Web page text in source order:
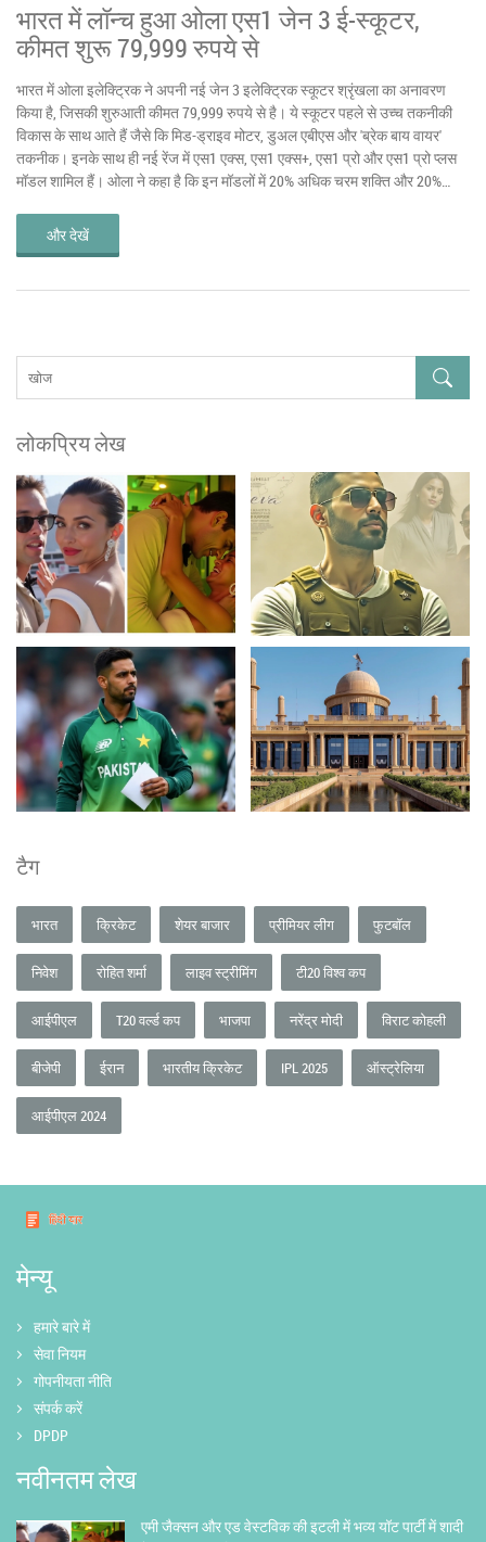
भारत में लॉन्च हुआ ओला एस1 जेन 3 ई-स्कूटर,
कीमत शुरू 79,999 रुपये से
भारत में ओला इलेक्ट्रिक ने अपनी नई जेन 3 इलेक्ट्रिक स्कूटर श्रृंखला का अनावरण
किया है, जिसकी शुरुआती कीमत 79,999 रुपये से है। ये स्कूटर पहले से उच्च तकनीकी
विकास के साथ आते हैं जैसे कि मिड-ड्राइव मोटर, डुअल एबीएस और 'ब्रेक बाय वायर'
तकनीक। इनके साथ ही नई रेंज में एस1 एक्स, एस1 एक्स+, एस1 प्रो और एस1 प्रो प्लस
मॉडल शामिल हैं। ओला ने कहा है कि इन मॉडलों में 20% अधिक चरम शक्ति और 20%
और देखें
लोकप्रिय लेख
टैग
भारत क्रिकेट शेयर बाजार प्रीमियर लीग फुटबॉल
निवेश रोहित शर्मा लाइव स्ट्रीमिंग टी20 विश्व कप
आईपीएल T20 वर्ल्ड कप भाजपा नरेंद्र मोदी विराट कोहली
बीजेपी ईरान भारतीय क्रिकेट IPL 2025 ऑस्ट्रेलिया
आईपीएल 2024
मेन्यू
हमारे बारे में
सेवा नियम
गोपनीयता नीति
संपर्क करें
DPDP
नवीनतम लेख
एमी जैक्सन और एड वेस्टविक की इटली में भव्य यॉट पार्टी में शादी